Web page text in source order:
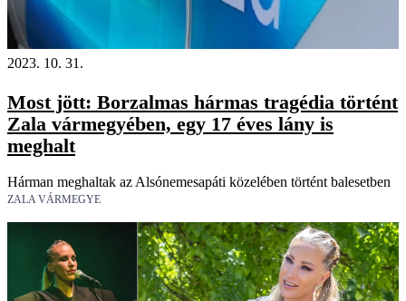
2023. 10. 31.
Most jött: Borzalmas hármas tragédia történt
Zala vármegyében, egy 17 éves lány is
meghalt
Hárman meghaltak az Alsónemesapáti közelében történt balesetben
ZALA VÁRMEGYE